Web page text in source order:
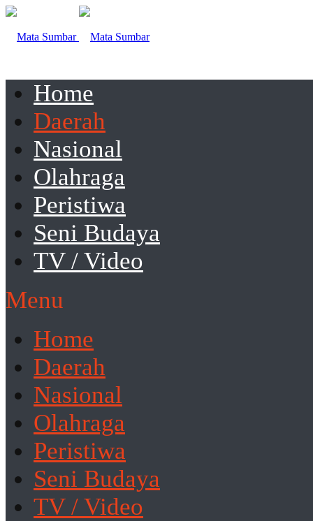
Home
Daerah
Nasional
Olahraga
Peristiwa
Seni Budaya
TV / Video
Menu
Home
Daerah
Nasional
Olahraga
Peristiwa
Seni Budaya
TV / Video